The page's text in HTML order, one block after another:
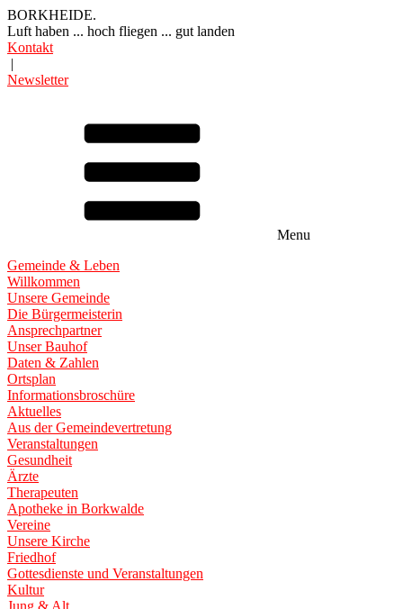
BORKHEIDE.
Luft haben ... hoch fliegen ... gut landen
Kontakt
|
Newsletter
Menu
Gemeinde & Leben
Willkommen
Unsere Gemeinde
Die Bürgermeisterin
Ansprechpartner
Unser Bauhof
Daten & Zahlen
Ortsplan
Informationsbroschüre
Aktuelles
Aus der Gemeindevertretung
Veranstaltungen
Gesundheit
Ärzte
Therapeuten
Apotheke in Borkwalde
Vereine
Unsere Kirche
Friedhof
Gottesdienste und Veranstaltungen
Kultur
Jung & Alt